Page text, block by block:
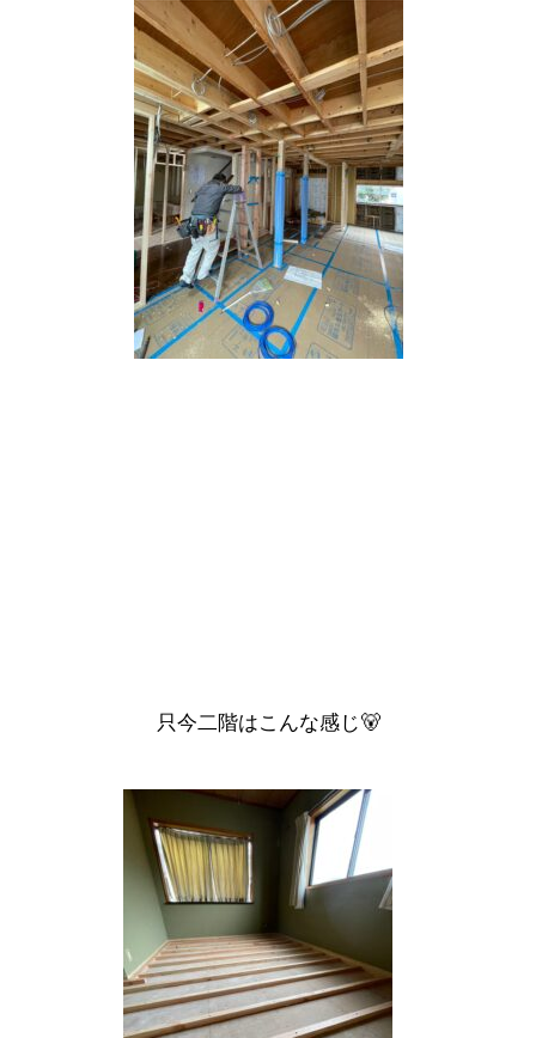
只今二階はこんな感じ🐻